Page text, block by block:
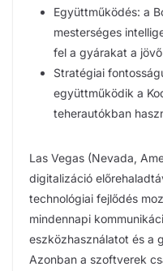
Együttműködés: a
mesterséges
fel a gyárakat a
Stratégiai
együttműködik a
teherautókban
Las Vegas (Nevada,
digitalizáció
technológiai fejlődés
mindennapi
eszközhasználatot és a
Azonban a szoftverek